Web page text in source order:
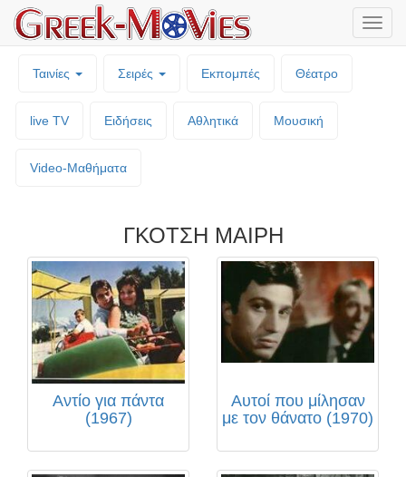
Ταινίες Σειρές Εκπομπές Θέατρο
live TV Ειδήσεις Αθλητικά Μουσική
Video-Mαθήματα
ΓΚΟΤΣΗ ΜΑΙΡΗ
Αντίο για πάντα
(1967)
Αυτοί που μίλησαν
με τον θάνατο (1970)